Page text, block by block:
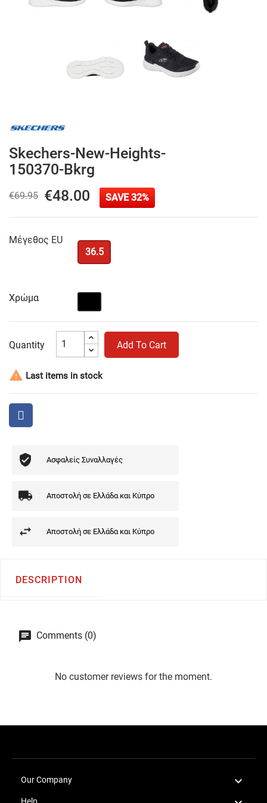
Skechers-New-Heights-
150370-Bkrg
€69.95 €48.00 SAVE 32%
Μέγεθος EU
36.5
Χρώμα
Quantity Add To Cart
 Last items in stock
Ασφαλείς Συναλλαγές
Αποστολή σε Ελλάδα και Κύπρο
Αποστολή σε Ελλάδα και Κύπρο
DESCRIPTION
Comments (0)
No customer reviews for the moment.
Our Company 